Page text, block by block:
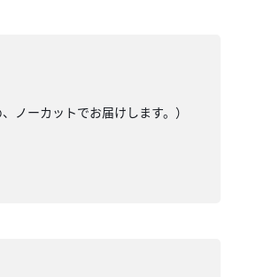
ノーカットでお届けします。）